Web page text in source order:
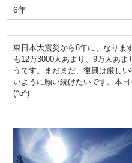
6年
東日本大震災から6年に、なりま
も12万3000人あまり、9万人あ
うです。まだまだ、復興は厳し
いように願い続けたいです。本
(^o^)